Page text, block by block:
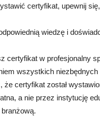
certyfikat, upewnij
wiedzę i
certyfikat w profesjonalny
wszystkich niezbędnych
że certyfikat został
a nie przez instytucję